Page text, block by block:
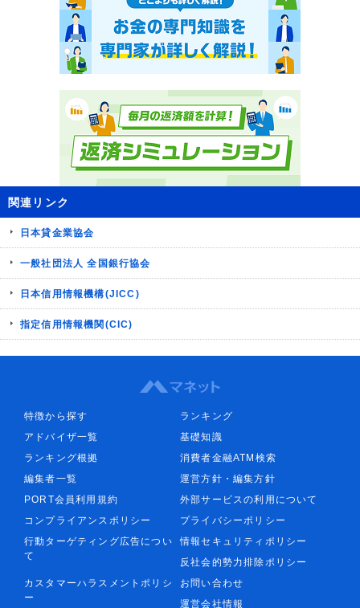
関連リンク
日本貸金業協会
一般社団法人 全国銀行協会
日本信用情報機構(JICC)
指定信用情報機関(CIC)
特徴から探す
ランキング
アドバイザ一覧
基礎知識
ランキング根拠
消費者金融ATM検索
編集者一覧
運営方針・編集方針
PORT会員利用規約
外部サービスの利用について
コンプライアンスポリシー
プライバシーポリシー
行動ターゲティング広告につい
て
情報セキュリティポリシー
反社会的勢力排除ポリシー
カスタマーハラスメントポリシ
ー
お問い合わせ
運営会社情報